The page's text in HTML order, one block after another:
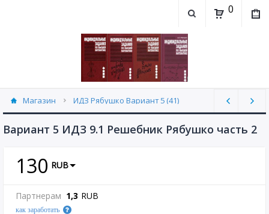
0
Магазин ИДЗ Рябушко Вариант 5 (41)
Вариант 5 ИДЗ 9.1 Решебник Рябушко часть 2
130 RUB
Партнерам 1,3 RUB
как заработать